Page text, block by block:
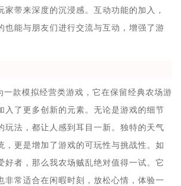
家带来深度的沉浸感。互动功能的加入，
也能与朋友们进行交流与互动，增强了游
一款模拟经营类游戏，它在保留经典农场游
入了更多创新的元素。无论是游戏的细节
玩法，都让人感到耳目一新。独特的天气
，更是增加了游戏的可玩性与挑战性。如
好者，那么我农场贼乱绝对值得一试。它
非常适合在闲暇时刻，放松心情，体验一